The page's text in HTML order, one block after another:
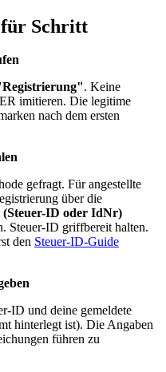
Schritt
. Keine
imitieren. Die legitime
nach dem ersten
gefragt. Für angestellte
über die
ID oder IdNr)
Steuer-ID griffbereit halten.
den Steuer-ID-Guide
ID und deine gemeldete
hinterlegt ist). Die Angaben
führen zu